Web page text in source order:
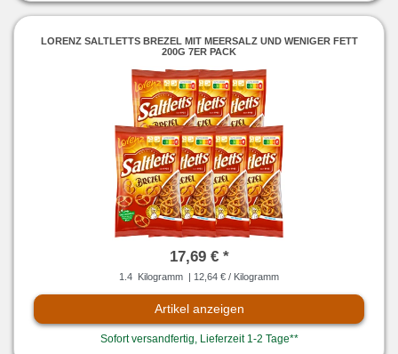
LORENZ SALTLETTS BREZEL MIT MEERSALZ UND WENIGER FETT
200G 7ER PACK
17,69 € *
1.4 Kilogramm | 12,64 € / Kilogramm
Artikel anzeigen
Sofort versandfertig, Lieferzeit 1-2 Tage**